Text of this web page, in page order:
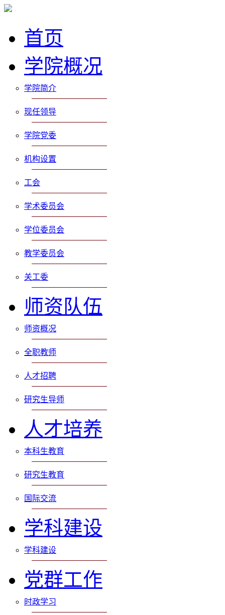
首页
学院概况
学院简介
现任领导
学院党委
机构设置
工会
学术委员会
学位委员会
教学委员会
关工委
师资队伍
师资概况
全职教师
人才招聘
研究生导师
人才培养
本科生教育
研究生教育
国际交流
学科建设
学科建设
党群工作
时政学习